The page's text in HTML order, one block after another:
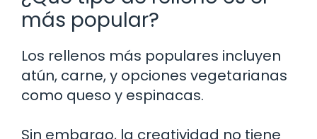
más popular?
Los rellenos más populares incluyen
atún, carne, y opciones vegetarianas
como queso y espinacas.
Sin embargo, la creatividad no tiene